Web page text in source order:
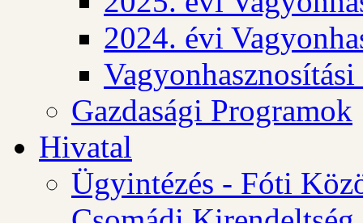
2024. évi
Gazdasági Programok
Hivatal
Ügyintézés - Fóti